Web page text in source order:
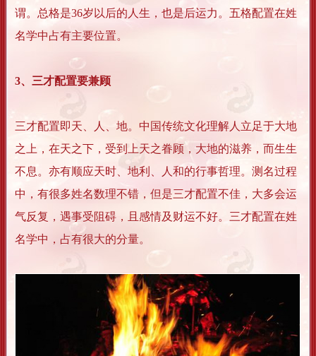
谓。总格是36岁以后的人生，也是后运力。五格配置在姓
名学中占有主要位置。
3、三才配置要兼顾
三才配置即天、人、地。中国传统文化理解人立足于大地
之上，在天之下，受到上天之眷顾，大地的滋养，而生生
不息。亦有顺应天时、地利、人和的行事哲理。测名过程
中，有很多姓名数理不错，但是三才配置不佳，大多会运
气反复，遇事受阻碍，且感情及财运不好。三才配置在姓
名学中，占有很大的分量。